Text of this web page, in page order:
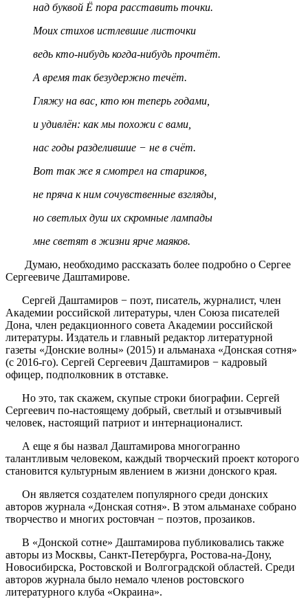
над буквой Ё пора расставить точки.
Моих стихов истлевшие листочки
ведь кто-нибудь когда-нибудь прочтёт.
А время так безудержно течёт.
Гляжу на вас, кто юн теперь годами,
и удивлён: как мы похожи с вами,
нас годы разделившие − не в счёт.
Вот так же я смотрел на стариков,
не пряча к ним сочувственные взгляды,
но светлых душ их скромные лампады
мне светят в жизни ярче маяков.
Думаю, необходимо рассказать более подробно о Сергее
Сергеевиче Даштамирове.
Сергей Даштамиров − поэт, писатель, журналист, член
Академии российской литературы, член Союза писателей
Дона, член редакционного совета Академии российской
литературы. Издатель и главный редактор литературной
газеты «Донские волны» (2015) и альманаха «Донская сотня»
(с 2016-го). Сергей Сергеевич Даштамиров − кадровый
офицер, подполковник в отставке.
Но это, так скажем, скупые строки биографии. Сергей
Сергеевич по-настоящему добрый, светлый и отзывчивый
человек, настоящий патриот и интернационалист.
А еще я бы назвал Даштамирова многогранно
талантливым человеком, каждый творческий проект которого
становится культурным явлением в жизни донского края.
Он является создателем популярного среди донских
авторов журнала «Донская сотня». В этом альманахе собрано
творчество и многих ростовчан − поэтов, прозаиков.
В «Донской сотне» Даштамирова публиковались также
авторы из Москвы, Санкт-Петербурга, Ростова-на-Дону,
Новосибирска, Ростовской и Волгоградской областей. Среди
авторов журнала было немало членов ростовского
литературного клуба «Окраина».